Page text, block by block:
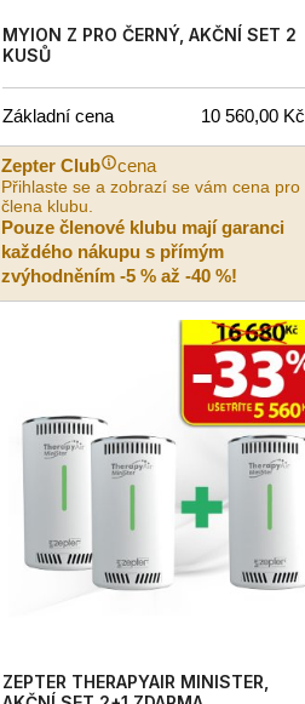
MYION Z PRO ČERNÝ, AKČNÍ SET 2
KUSŮ
Základní cena 10 560,00 Kč
Zepter Club cena
Přihlaste se a zobrazí se vám cena pro
člena klubu.
Pouze členové klubu mají garanci
každého nákupu s přímým
zvýhodněním -5 % až -40 %!
ZEPTER THERAPYAIR MINISTER,